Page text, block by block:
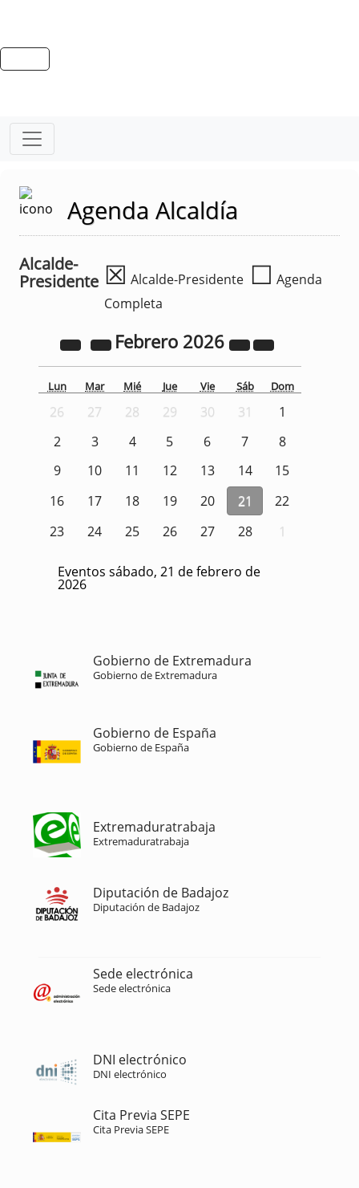
Agenda Alcaldía
Alcalde-
Presidente ☒ Alcalde-Presidente ☐ Agenda
Completa
Febrero 2026
Lun Mar Mié Jue Vie Sáb Dom
26 27 28 29 30 31
1
2
3 4 5 6 7
8
9
10 11 12 13 14
15
16
17 18 19 20 21
22
23
24 25 26 27 28 1
Eventos sábado, 21 de febrero de
2026
Gobierno de Extremadura
Gobierno de Extremadura
Gobierno de España
Gobierno de España
Extremaduratrabaja
Extremaduratrabaja
Diputación de Badajoz
Diputación de Badajoz
Sede electrónica
Sede electrónica
DNI electrónico
DNI electrónico
Cita Previa SEPE
Cita Previa SEPE